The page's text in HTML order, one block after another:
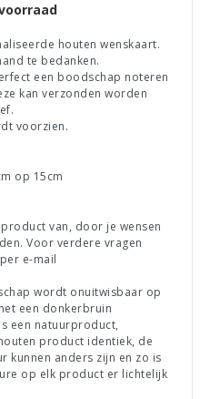
houten wenskaart.
te bedanken.
een boodschap noteren
kan verzonden worden
voorzien.
op 15cm
van, door je wensen
Voor verdere vragen
e-mail
wordt onuitwisbaar op
een donkerbruin
een natuurproduct,
product identiek, de
kunnen anders zijn en zo is
op elk product er lichtelijk